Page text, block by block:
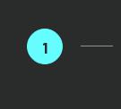
1